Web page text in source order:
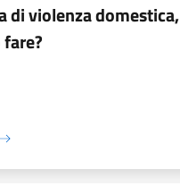
di violenza domestica,